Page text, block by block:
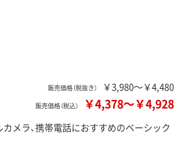
販売価格（税抜き） ￥3,980～￥4,480
販売価格（税込） ￥4,378～￥4,928
メラ、携帯電話におすすめのベーシック